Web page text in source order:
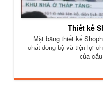
Thiết kế
Mặt bằng thiết kế
chất đồng bộ và tiện lợi
của